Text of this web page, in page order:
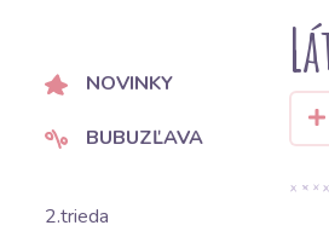
NOVINKY
BUBUZĽAVA
2.trieda